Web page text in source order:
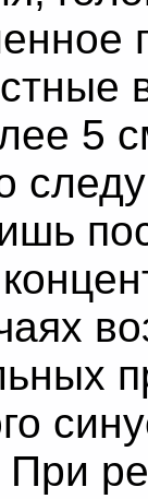
5